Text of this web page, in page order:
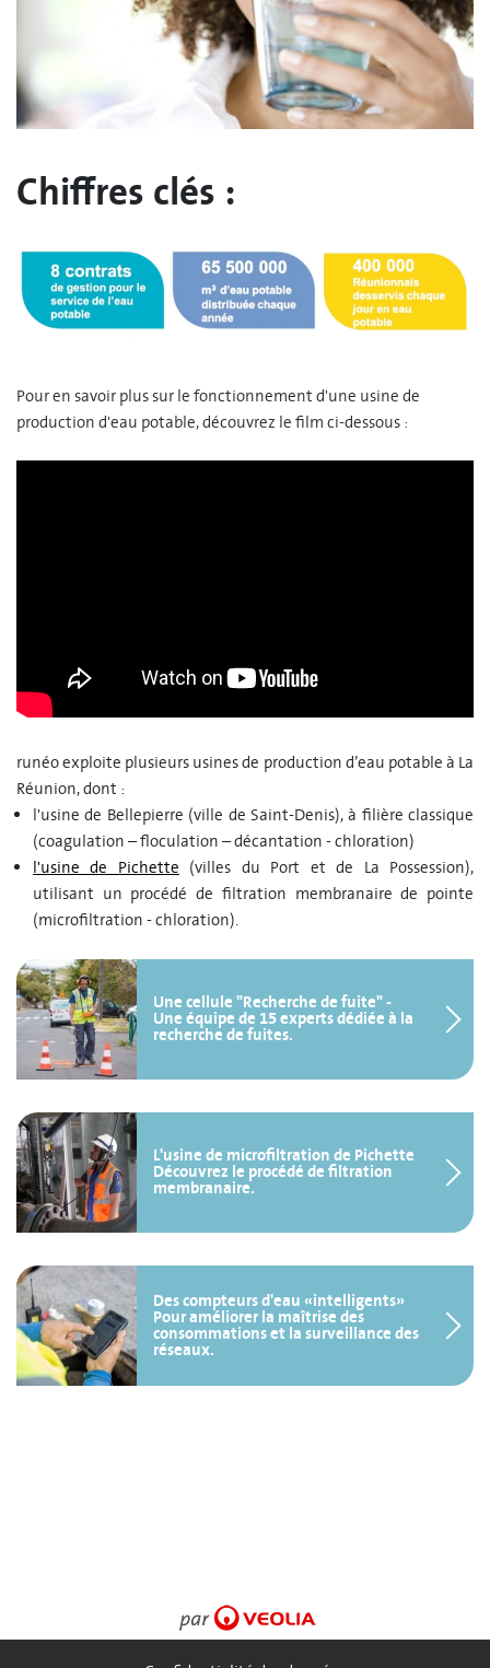
Chiffres clés :
Pour en savoir plus sur le fonctionnement d'une usine de
production d'eau potable, découvrez le film ci-dessous :
runéo exploite plusieurs usines de production d’eau potable à La
Réunion, dont :
l'usine de Bellepierre (ville de Saint-Denis), à filière classique
(coagulation – floculation – décantation - chloration)
l'usine de Pichette(villes du Port et de La Possession),
utilisant un procédé de filtration membranaire de pointe
(microfiltration - chloration).
Une cellule "Recherche de fuite" -
Une équipe de 15 experts dédiée à la
recherche de fuites.
L'usine de microfiltration de Pichette
Découvrez le procédé de filtration
membranaire.
Des compteurs d'eau «intelligents»
Pour améliorer la maîtrise des
consommations et la surveillance des
réseaux.